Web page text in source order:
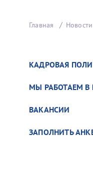
Главная
КАДРОВАЯ
МЫ РАБОТАЕМ В
ВАКАНСИИ
ЗАПОЛНИТЬ